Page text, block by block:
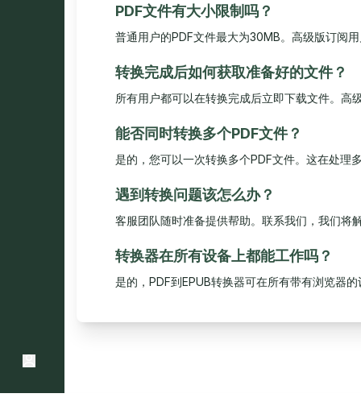
PDF文件有大小限制吗？
普通用户的PDF文件最大为30MB。高级版订阅
转换完成后如何获取准备好的文件？
所有用户都可以在转换完成后立即下载文件。高
能否同时转换多个PDF文件？
是的，您可以一次转换多个PDF文件。这在处理
遇到转换问题该怎么办？
客服团队随时准备提供帮助。联系我们，我们将
转换器在所有设备上都能工作吗？
是的，PDF到EPUB转换器可在所有带有浏览器